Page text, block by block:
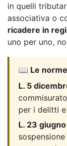
in quelli
associativa o
ricadere in
uno per uno,
📖 Le
L. 5
per i delitti
L. 23